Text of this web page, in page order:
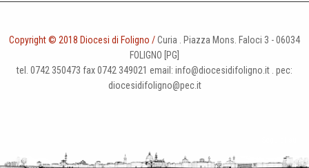
Copyright © 2018 Diocesi di Foligno /Curia . Piazza Mons. Faloci 3 - 06034
FOLIGNO [PG]
tel. 0742 350473 fax 0742 349021 email: info@diocesidifoligno.it . pec:
diocesidifoligno@pec.it